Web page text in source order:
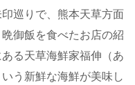
巡りで、熊本天草方面
御飯を食べたお店の紹
る天草海鮮家福伸（あ
う新鮮な海鮮が美味し